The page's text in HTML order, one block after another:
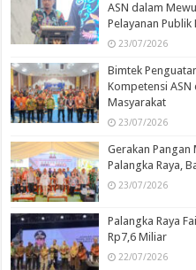
ASN dalam
Pelayanan Publik
23/07/2026
Bimtek
Kompetensi
Masyarakat
23/07/2026
Gerakan Pangan
Palangka Raya,
23/07/2026
Palangka Raya
Rp7,6 Miliar
22/07/2026